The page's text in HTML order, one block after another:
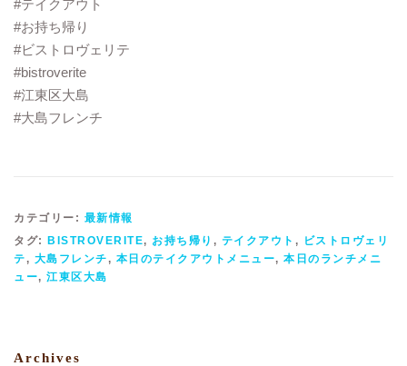
#テイクアウト
#お持ち帰り
#ビストロヴェリテ
#bistroverite
#江東区大島
#大島フレンチ
カテゴリー: 最新情報
タグ:
BISTROVERITE, お持ち帰り , テイクアウト , ビストロヴェリ
テ , 大島フレンチ , 本日のテイクアウトメニュー, 本日のランチメニ
ュー, 江東区大島
Archives